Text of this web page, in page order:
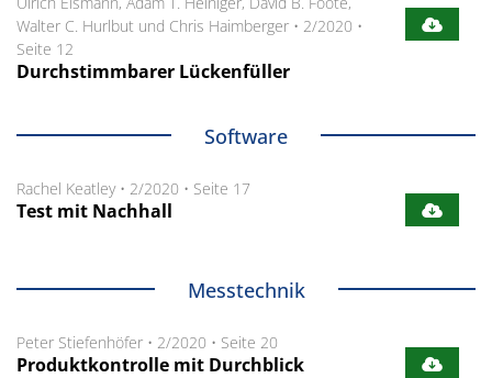
Walter C. Hurlbut und Chris Haimberger • 2/2020 •
Seite 12
Durchstimmbarer Lückenfüller
Software
Rachel Keatley• 2/2020 • Seite 17
Test mit Nachhall
Messtechnik
Peter Stiefenhöfer • 2/2020 • Seite 20
Produktkontrolle mit Durchblick